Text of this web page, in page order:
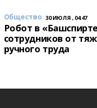
Общество 30 ИЮЛЯ , 04:47
Робот в
сотрудников от
ручного труда